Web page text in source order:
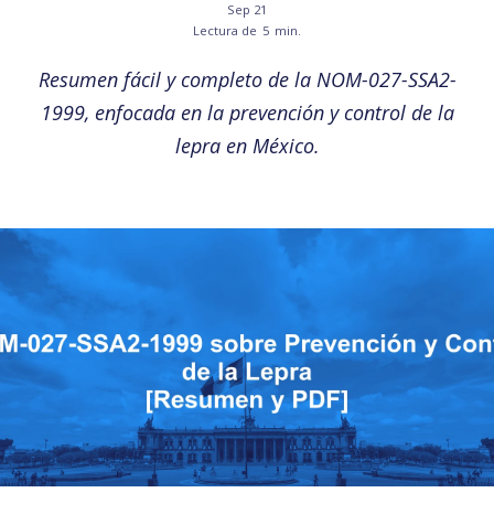
Sep 21
Lectura de 5 min.
Resumen fácil y completo de la NOM-027-SSA2-
1999, enfocada en la prevención y control de la
lepra en México.